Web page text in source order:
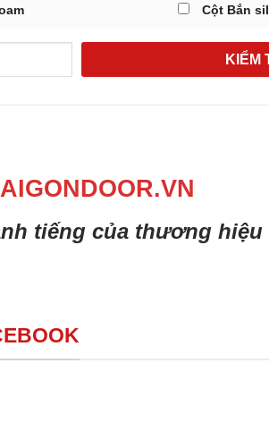
Cột Bắn
KIỂM
tiếng của thương hiệu